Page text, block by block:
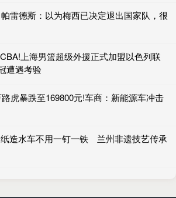
雷德斯：以为梅西已决定退出国家队，很
上海男篮超级外援正式加盟以色列联
遭遇考验
虎暴跌至169800元!车商：新能源车冲击
造水车不用一钉一铁 兰州非遗技艺传承